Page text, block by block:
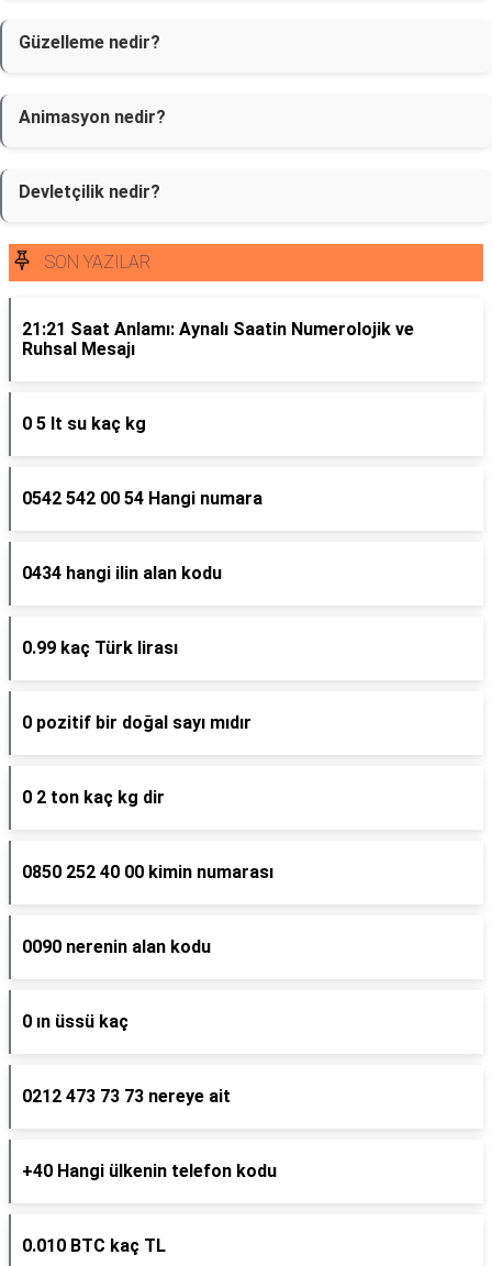
Güzelleme nedir?
Animasyon nedir?
Devletçilik nedir?
SON YAZILAR
21:21 Saat Anlamı: Aynalı Saatin Numerolojik ve
Ruhsal Mesajı
0 5 lt su kaç kg
0542 542 00 54 Hangi numara
0434 hangi ilin alan kodu
0.99 kaç Türk lirası
0 pozitif bir doğal sayı mıdır
0 2 ton kaç kg dir
0850 252 40 00 kimin numarası
0090 nerenin alan kodu
0 ın üssü kaç
0212 473 73 73 nereye ait
+40 Hangi ülkenin telefon kodu
0.010 BTC kaç TL